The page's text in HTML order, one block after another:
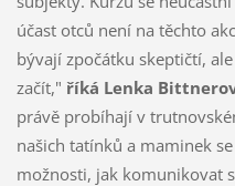
účast otců není na těchto
bývají zpočátku skeptičtí,
začít," říká Lenka
právě probíhají v
našich tatínků a maminek
možnosti, jak komunikovat